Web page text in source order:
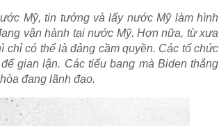
Mỹ, tin tưởng và lấy nước Mỹ làm hình
vận hành tại nước Mỹ. Hơn nữa, từ xưa
chỉ có thể là đảng cầm quyền. Các tổ chức
gian lận. Các tiểu bang mà Biden thắng
đang lãnh đạo.